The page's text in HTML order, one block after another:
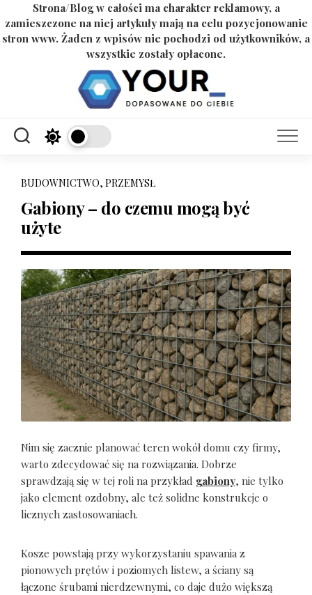
Strona/Blog w całości ma charakter reklamowy, a
zamieszczone na niej artykuły mają na celu pozycjonowanie
stron www. Żaden z wpisów nie pochodzi od użytkowników, a
wszystkie zostały opłacone.
BUDOWNICTWO, PRZEMYSŁ
Gabiony – do czemu mogą być
użyte
Nim się zacznie planować teren wokół domu czy firmy,
warto zdecydować się na rozwiązania. Dobrze
sprawdzają się w tej roli na przykład gabiony, nie tylko
jako element ozdobny, ale też solidne konstrukcje o
licznych zastosowaniach.
Kosze powstają przy wykorzystaniu spawania z
pionowych prętów i poziomych listew, a ściany są
łączone śrubami nierdzewnymi, co daje dużo większą